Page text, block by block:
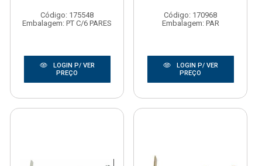
Código: 175548
Embalagem: PT C/6 PARES
LOGIN P/ VER
PREÇO
Código: 170968
Embalagem: PAR
LOGIN P/ VER
PREÇO